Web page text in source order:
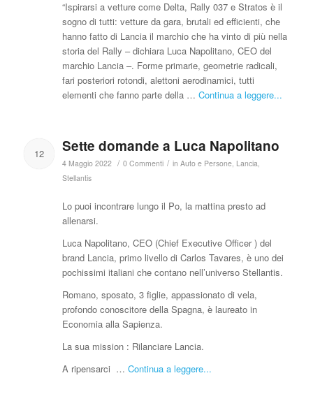
“Ispirarsi a vetture come Delta, Rally 037 e Stratos è il
sogno di tutti: vetture da gara, brutali ed efficienti, che
hanno fatto di Lancia il marchio che ha vinto di più nella
storia del Rally – dichiara Luca Napolitano, CEO del
marchio Lancia –. Forme primarie, geometrie radicali,
fari posteriori rotondi, alettoni aerodinamici, tutti
elementi che fanno parte della … Continua a leggere...
12 Sette domande a Luca Napolitano
4 Maggio 2022 / 0 Commenti / in Auto e Persone, Lancia
Stellantis
Lo puoi incontrare lungo il Po, la mattina presto ad
allenarsi.
Luca Napolitano, CEO (Chief Executive Officer ) del
brand Lancia, primo livello di Carlos Tavares, è uno dei
pochissimi italiani che contano nell’universo Stellantis.
Romano, sposato, 3 figlie, appassionato di vela,
profondo conoscitore della Spagna, è laureato in
Economia alla Sapienza.
La sua mission : Rilanciare Lancia.
A ripensarci … Continua a leggere...